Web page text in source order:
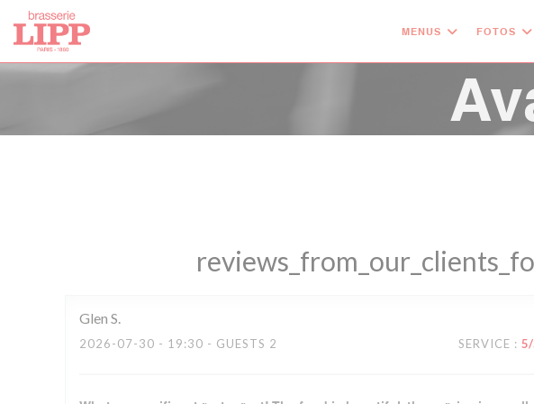
Painel de Gerenciamento de Cookies
MENUS FOTOS
Glen S
2026-07-30 - 19:30 - GUESTS 2 SERVICE : 5